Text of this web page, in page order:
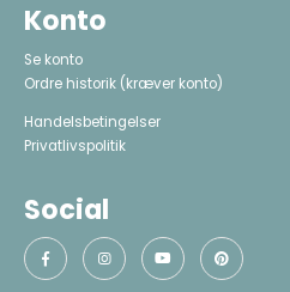
Konto
Se konto
Ordre historik (kræver konto)
Handelsbetingelser
Privatlivspolitik
Social